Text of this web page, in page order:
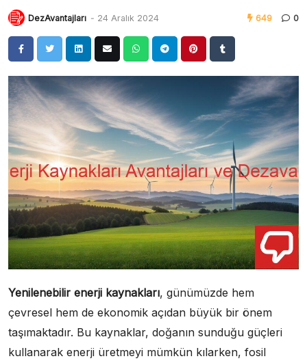
DezAvantajları - 24 Aralık 2024 649 0
Yenilenebilir enerji kaynakları, günümüzde hem
çevresel hem de ekonomik açıdan büyük bir önem
taşımaktadır. Bu kaynaklar, doğanın sunduğu güçleri
kullanarak enerji üretmeyi mümkün kılarken, fosil